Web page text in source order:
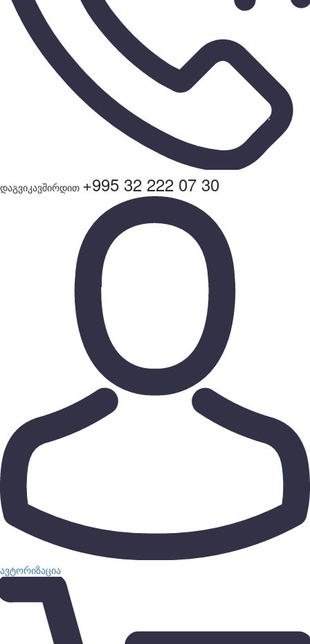
დაგვიკავშირდით +995 32 222 07 30
ავტორიზაცია